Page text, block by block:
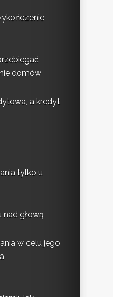
domów
a kredyt
tylko u
nad głową
w celu jego